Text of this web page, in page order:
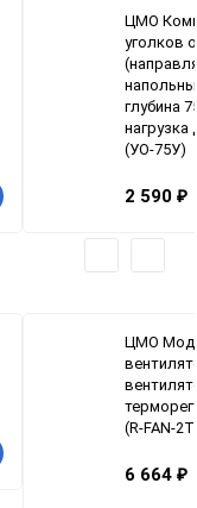
ЦМО
уголков
глубина
нагрузка
(УО-75У)
2 590 ₽
ЦМО
(R-FAN-
6 664 ₽